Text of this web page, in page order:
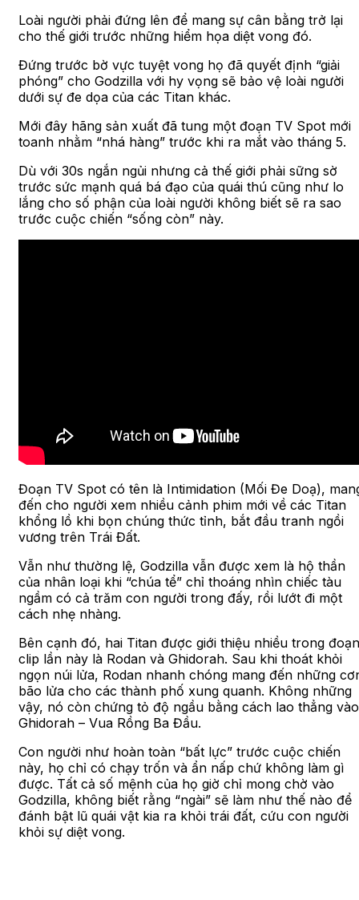
Loài người phải đứng lên để mang sự cân bằng trở lại
cho thế giới trước những hiểm họa diệt vong đó.
Đứng trước bờ vực tuyệt vong họ đã quyết định “giải
phóng” cho Godzilla với hy vọng sẽ bảo vệ loài người
dưới sự đe dọa của các Titan khác.
Mới đây hãng sản xuất đã tung một đoạn TV Spot mới
toanh nhằm “nhá hàng” trước khi ra mắt vào tháng 5.
Dù với 30s ngắn ngủi nhưng cả thế giới phải sững sờ
trước sức mạnh quá bá đạo của quái thú cũng như lo
lắng cho số phận của loài người không biết sẽ ra sao
trước cuộc chiến “sống còn” này.
Đoạn TV Spot có tên là Intimidation (Mối Đe Doạ),
đến cho người xem nhiều cảnh phim mới về các Titan
khổng lồ khi bọn chúng thức tỉnh, bắt đầu tranh ngồi
vương trên Trái Đất.
Vẫn như thường lệ, Godzilla vẫn được xem là hộ thần
của nhân loại khi “chúa tể” chỉ thoáng nhìn chiếc tàu
ngầm có cả trăm con người trong đấy, rồi lướt đi một
cách nhẹ nhàng.
Bên cạnh đó, hai Titan được giới thiệu nhiều trong đoạn
clip lần này là Rodan và Ghidorah. Sau khi thoát khỏi
ngọn núi lửa, Rodan nhanh chóng mang đến những
bão lửa cho các thành phố xung quanh. Không những
vậy, nó còn chứng tỏ độ ngầu bằng cách lao thẳng vào
Ghidorah – Vua Rồng Ba Đầu.
Con người như hoàn toàn “bất lực” trước cuộc chiến
này, họ chỉ có chạy trốn và ẩn nấp chứ không làm gì
được. Tất cả số mệnh của họ giờ chỉ mong chờ vào
Godzilla, không biết rằng “ngài” sẽ làm như thế nào để
đánh bật lũ quái vật kia ra khỏi trái đất, cứu con người
khỏi sự diệt vong.